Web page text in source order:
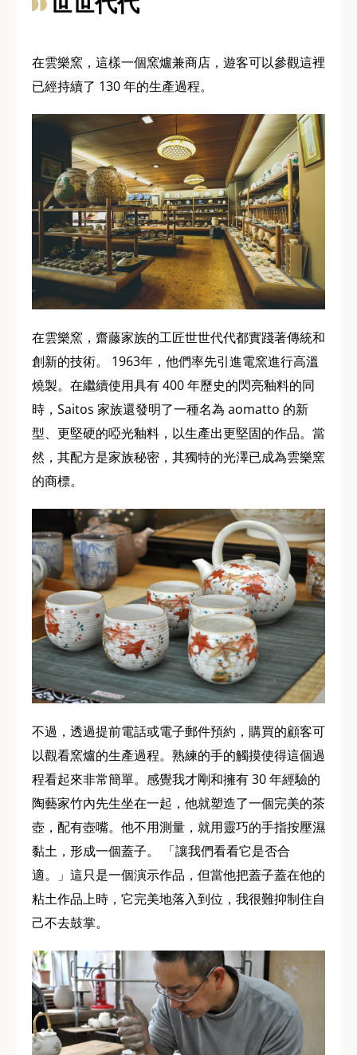
在雲樂窯，這樣一個窯爐兼商店，遊客可以參觀這裡
已經持續了 130 年的生產過程。
在雲樂窯，齋藤家族的工匠世世代代都實踐著傳統和
創新的技術。 1963年，他們率先引進電窯進行高溫
燒製。在繼續使用具有 400 年歷史的閃亮釉料的同
時，Saitos 家族還發明了一種名為 aomatto 的新
型、更堅硬的啞光釉料，以生產出更堅固的作品。當
然，其配方是家族秘密，其獨特的光澤已成為雲樂窯
的商標。
不過，透過提前電話或電子郵件預約，購買的顧客可
以觀看窯爐的生產過程。熟練的手的觸摸使得這個過
程看起來非常簡單。感覺我才剛和擁有 30 年經驗的
陶藝家竹內先生坐在一起，他就塑造了一個完美的茶
壺，配有壺嘴。他不用測量，就用靈巧的手指按壓濕
黏土，形成一個蓋子。 「讓我們看看它是否合
適。」這只是一個演示作品，但當他把蓋子蓋在他的
粘土作品上時，它完美地落入到位，我很難抑制住自
己不去鼓掌。